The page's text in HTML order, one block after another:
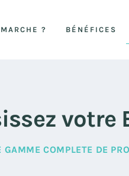
? BÉNÉFICES
votre
GAMME COMPLETE DE